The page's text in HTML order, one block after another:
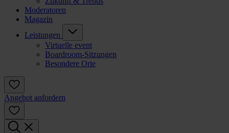
Moderatoren
Magazin
Leistungen
Virtuelle event
Boardroom-Sitzungen
Besondere Orte
Angebot anfordern